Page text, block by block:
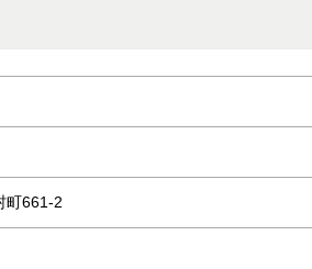
町661-2